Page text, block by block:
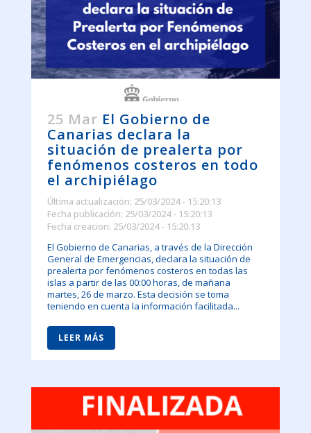
25 Mar El Gobierno de
Canarias declara la
situación de prealerta por
fenómenos costeros en todo
el archipiélago
Última actualización: 25/03/2024 - 15:20:13
Fecha publicación: 25/03/2024 - 15:20:13
Fecha creacion: 25/03/2024 - 15:20:13
El Gobierno de Canarias, a través de la Dirección
General de Emergencias, declara la situación de
prealerta por fenómenos costeros en todas las
islas a partir de las 00:00 horas, de mañana
martes, 26 de marzo. Esta decisión se toma
teniendo en cuenta la información facilitada...
LEER MÁS